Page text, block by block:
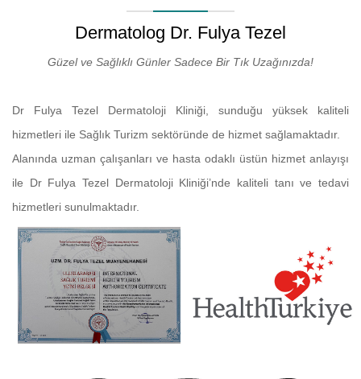
Dermatolog Dr. Fulya Tezel
Güzel ve Sağlıklı Günler Sadece Bir Tık Uzağınızda!
Dr Fulya Tezel Dermatoloji Kliniği, sunduğu yüksek kaliteli
hizmetleri ile Sağlık Turizm sektöründe de hizmet sağlamaktadır.
Alanında uzman çalışanları ve hasta odaklı üstün hizmet anlayışı
ile Dr Fulya Tezel Dermatoloji Kliniği’nde kaliteli tanı ve tedavi
hizmetleri sunulmaktadır.